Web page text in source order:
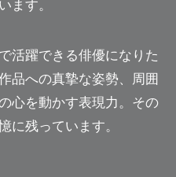
ます。
活躍できる俳優になりた
品への真摯な姿勢、周囲
心を動かす表現力。その
に残っています。